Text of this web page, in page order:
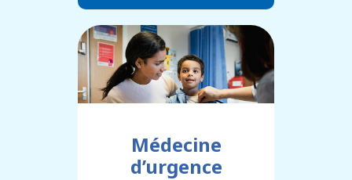
Médecine
d’urgence